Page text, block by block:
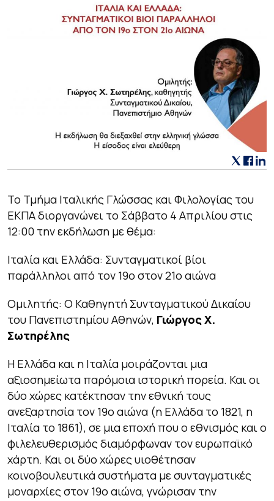
Το Τμήμα Ιταλικής Γλώσσας και Φιλολογίας του
ΕΚΠΑ διοργανώνει το Σάββατο 4 Απριλίου στις
12:00 την εκδήλωση με θέμα:
Ιταλία και Ελλάδα: Συνταγματικοί βίοι
παράλληλοι από τον 19ο στον 21ο αιώνα
Ομιλητής: Ο Καθηγητή Συνταγματικού Δικαίου
του Πανεπιστημίου Αθηνών, Γιώργος Χ.
Σωτηρέλης
Η Ελλάδα και η Ιταλία μοιράζονται μια
αξιοσημείωτα παρόμοια ιστορική πορεία. Και οι
δύο χώρες κατέκτησαν την εθνική τους
ανεξαρτησία τον 19ο αιώνα (η Ελλάδα το 1821, η
Ιταλία το 1861), σε μια εποχή που ο εθνισμός και ο
φιλελευθερισμός διαμόρφωναν τον ευρωπαϊκό
χάρτη. Και οι δύο χώρες υιοθέτησαν
κοινοβουλευτικά συστήματα με συνταγματικές
μοναρχίες στον 19ο αιώνα, γνώρισαν την